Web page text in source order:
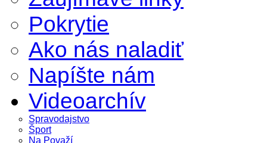
Pokrytie
Ako nás naladiť
Napíšte nám
Videoarchív
Spravodajstvo
Šport
Na Považí